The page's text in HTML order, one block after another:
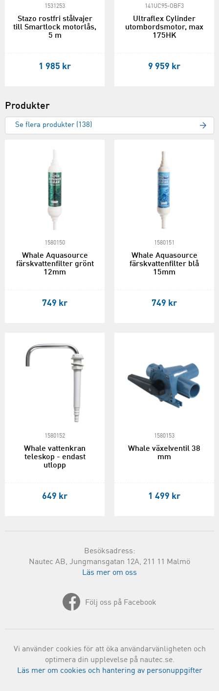
1531253
Stazo rostfri stålvajer
till Smartlock motorlås,
5 m
1 985 kr
141UC95-OBF3
Ultraflex Cylinder
utombordsmotor, max
175HK
9 959 kr
Produkter
Se flera produkter (138)
1580150
Whale Aquasource
färskvattenfilter grönt
12mm
749 kr
1580151
Whale Aquasource
färskvattenfilter blå
15mm
749 kr
1580152
Whale vattenkran
teleskop - endast
utlopp
649 kr
1580153
Whale växelventil 38
mm
1 499 kr
Besöksadress:
Nautec AB, Jungmansgatan 12A, 211 11 Malmö
Läs mer om oss
Följ oss på Facebook
Vi använder cookies för att öka användarvänligheten och
optimera din upplevelse på nautec.se.
Läs mer om cookies och hantering av personuppgifter